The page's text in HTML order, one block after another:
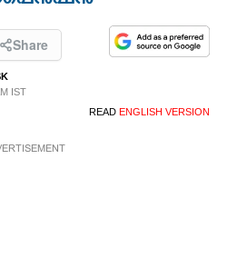
Share
IST
READ ENGLISH VERSION